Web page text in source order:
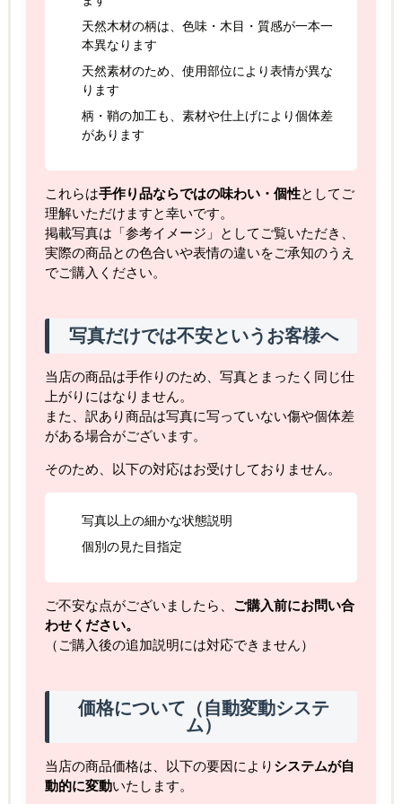
天然木材の柄は、色味・木目・質感が一本一
本異なります
天然素材のため、使用部位により表情が異な
ります
柄・鞘の加工も、素材や仕上げにより個体差
があります
これらは手作り品ならではの味わい・個性としてご
理解いただけますと幸いです。
掲載写真は「参考イメージ」としてご覧いただき、
実際の商品との色合いや表情の違いをご承知のうえ
でご購入ください。
写真だけでは不安というお客様へ
当店の商品は手作りのため、写真とまったく同じ仕
上がりにはなりません。
また、訳あり商品は写真に写っていない傷や個体差
がある場合がございます。
そのため、以下の対応はお受けしておりません。
写真以上の細かな状態説明
個別の見た目指定
ご不安な点がございましたら、 ご購入前にお問い合
わせください。
（ご購入後の追加説明には対応できません）
価格について（自動変動システ
ム）
当店の商品価格は、以下の要因により システムが自
動的に変動いたします。